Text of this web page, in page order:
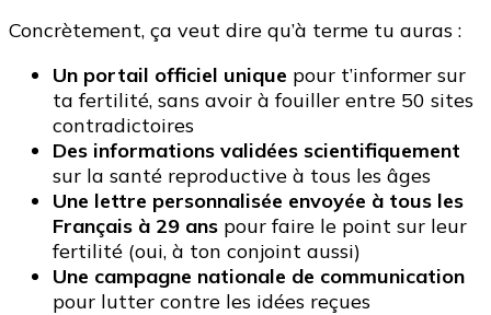
Concrètement, ça veut dire qu’à terme tu auras :
Un portail officiel unique pour t’informer sur
ta fertilité, sans avoir à fouiller entre 50 sites
contradictoires
Des informations validées scientifiquement
sur la santé reproductive à tous les âges
Une lettre personnalisée envoyée à tous les
Français à 29 ans pour faire le point sur leur
fertilité (oui, à ton conjoint aussi)
Une campagne nationale de communication
pour lutter contre les idées reçues